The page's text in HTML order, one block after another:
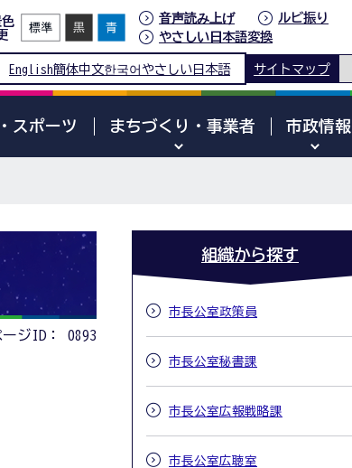
音声読み上げ
ルビ振り
やさしい日本語変換
English簡体中文한국어 やさしい日本語 サイトマップ
スポーツ まちづくり・事業者 市政情報
ジID： 0893
組織から探す
市長公室政策員
市長公室秘書課
市長公室広報戦略課
市長公室広聴室